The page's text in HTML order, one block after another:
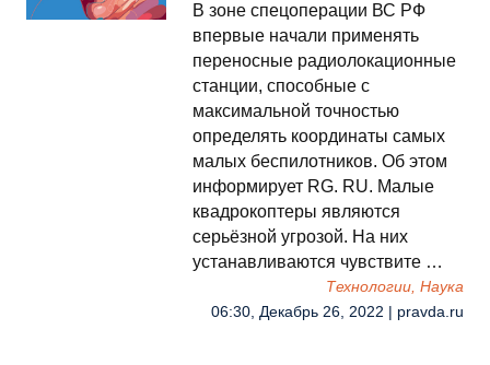
В зоне спецоперации ВС РФ
впервые начали применять
переносные радиолокационные
станции, способные с
максимальной точностью
определять координаты самых
малых беспилотников. Об этом
информирует RG. RU. Малые
квадрокоптеры являются
серьёзной угрозой. На них
устанавливаются чувствите …
Технологии, Наука
06:30, Декабрь 26, 2022 | pravda.ru